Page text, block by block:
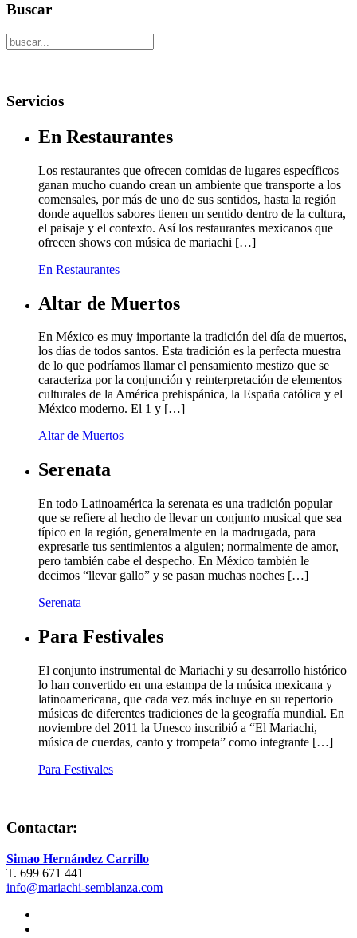
Buscar
Servicios
En Restaurantes
Los restaurantes que ofrecen comidas de lugares específicos
ganan mucho cuando crean un ambiente que transporte a los
comensales, por más de uno de sus sentidos, hasta la región
donde aquellos sabores tienen un sentido dentro de la cultura,
el paisaje y el contexto. Así los restaurantes mexicanos que
ofrecen shows con música de mariachi […]
En Restaurantes
Altar de Muertos
En México es muy importante la tradición del día de muertos,
los días de todos santos. Esta tradición es la perfecta muestra
de lo que podríamos llamar el pensamiento mestizo que se
caracteriza por la conjunción y reinterpretación de elementos
culturales de la América prehispánica, la España católica y el
México moderno. El 1 y […]
Altar de Muertos
Serenata
En todo Latinoamérica la serenata es una tradición popular
que se refiere al hecho de llevar un conjunto musical que sea
típico en la región, generalmente en la madrugada, para
expresarle tus sentimientos a alguien; normalmente de amor,
pero también cabe el despecho. En México también le
decimos “llevar gallo” y se pasan muchas noches […]
Serenata
Para Festivales
El conjunto instrumental de Mariachi y su desarrollo histórico
lo han convertido en una estampa de la música mexicana y
latinoamericana, que cada vez más incluye en su repertorio
músicas de diferentes tradiciones de la geografía mundial. En
noviembre del 2011 la Unesco inscribió a “El Mariachi,
música de cuerdas, canto y trompeta” como integrante […]
Para Festivales
Contactar:
Simao Hernández Carrillo
T. 699 671 441
info@mariachi-semblanza.com